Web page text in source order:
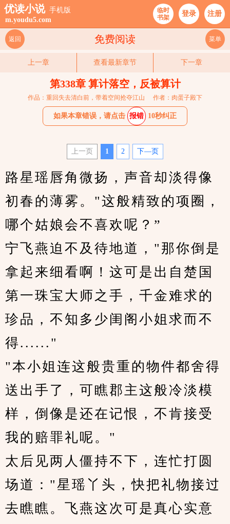
优读小说 手机版
m.youdu5.com
临时
书架
登录 注册
免费阅读
返回 菜单
上一章 查看最新章节 下一章
第338章 算计落空，反被算计
作品：重回失去清白前，带着空间抢夺江山 作者：肉蛋子殿下
如果本章错误，请点击 报错 10秒纠正
上一页 1 2 下—页
路星瑶唇角微扬，声音却淡得像
初春的薄雾。"这般精致的项圈，
哪个姑娘会不喜欢呢？”
宁飞燕迫不及待地道，"那你倒是
拿起来细看啊！这可是出自楚国
第一珠宝大师之手，千金难求的
珍品，不知多少闺阁小姐求而不
得......"
"本小姐连这般贵重的物件都舍得
送出手了，可瞧郡主这般冷淡模
样，倒像是还在记恨，不肯接受
我的赔罪礼呢。"
太后见两人僵持不下，连忙打圆
场道："星瑶丫头，快把礼物接过
去瞧瞧。飞燕这次可是真心实意